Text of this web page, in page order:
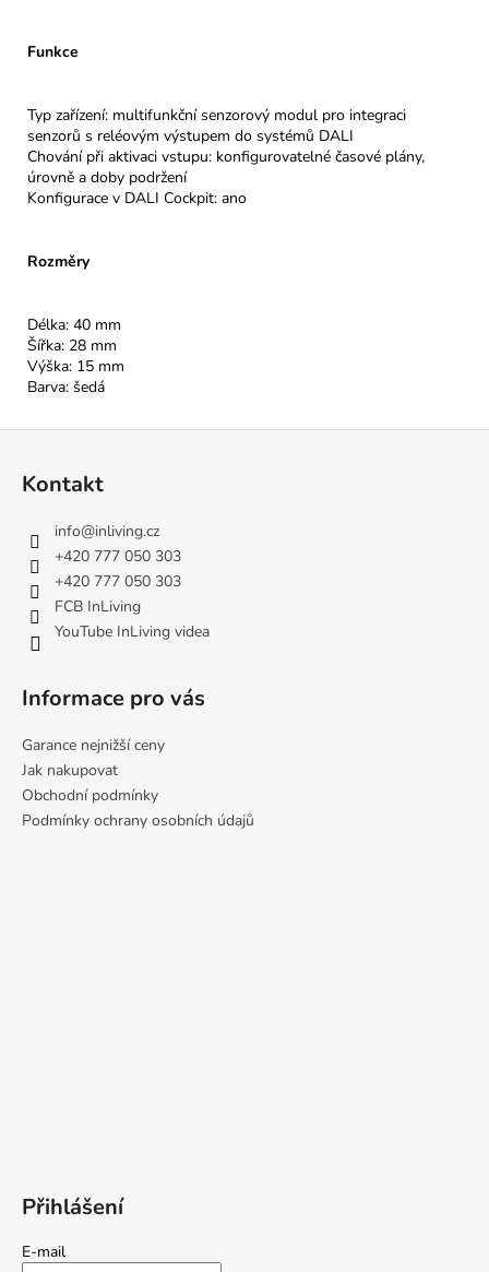
Funkce
Typ zařízení: multifunkční senzorový modul pro integraci
senzorů s reléovým výstupem do systémů DALI
Chování při aktivaci vstupu: konfigurovatelné časové plány,
úrovně a doby podržení
Konfigurace v DALI Cockpit: ano
Rozměry
Délka: 40 mm
Šířka: 28 mm
Výška: 15 mm
Barva: šedá
Kontakt
info@inliving.cz
+420 777 050 303
+420 777 050 303
FCB InLiving
YouTube InLiving videa
Informace pro vás
Garance nejnižší ceny
Jak nakupovat
Obchodní podmínky
Podmínky ochrany osobních údajů
Přihlášení
E-mail